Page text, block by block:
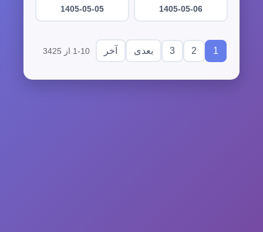
1405-05-06
1405-05-05
1
2
3 بعدی آخر 1-10 از 3425